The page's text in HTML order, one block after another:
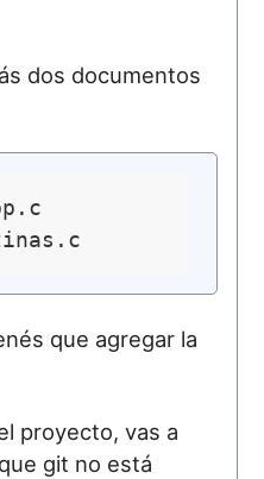
dos documentos
que agregar la
proyecto, vas a
git no está